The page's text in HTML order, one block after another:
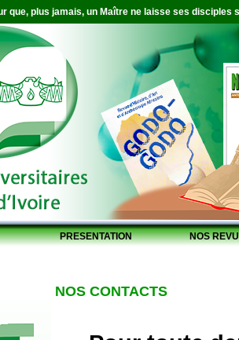
que, plus jamais, un Maître ne laisse ses disciples
PRESENTATION NOS
NOS CONTACTS